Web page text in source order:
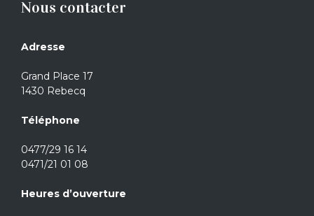
Nous contacter
Adresse
Grand Place 17
1430 Rebecq
Téléphone
0477/29 16 14
0471/21 01 08
Heures d’ouverture